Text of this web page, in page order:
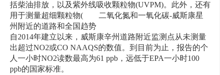
括柴油排放，以及紫外线吸收颗粒物(UVPM)。此外，还有
用于测量超细颗粒物(二氧化氮和一氧化碳-威斯康星
州附近的道路和全国趋势
自2014年建立以来，威斯康辛州道路附近监测点从未测量
出超过NO2或CO NAAQS的数值。到目前为止，报告的个
人一小时NO2读数最高为61 ppb，远低于EPA一小时100
ppb的国家标准。